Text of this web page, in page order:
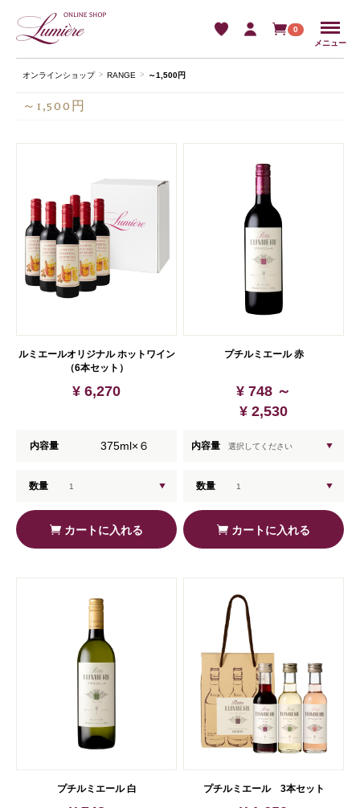
0
メニュー
オンラインショップ RANGE ～1,500円
～1,500円
ルミエールオリジナル ホットワイン
（6本セット）
¥ 6,270
内容量 375ml×６
数量
カートに入れる
プチルミエール 赤
¥ 748 ～
¥ 2,530
内容量
数量
カートに入れる
プチルミエール 白 プチルミエール 3本セット